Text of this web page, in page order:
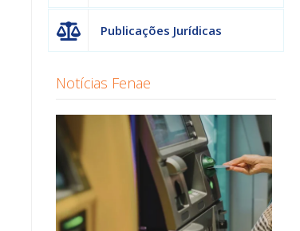
Publicações Jurídicas
Notícias Fenae